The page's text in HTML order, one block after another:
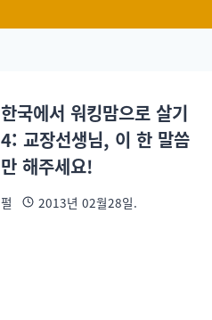
한국에서 워킹맘으로 살기
4: 교장선생님, 이 한 말씀
만 해주세요!
펄 2013년 02월28일.